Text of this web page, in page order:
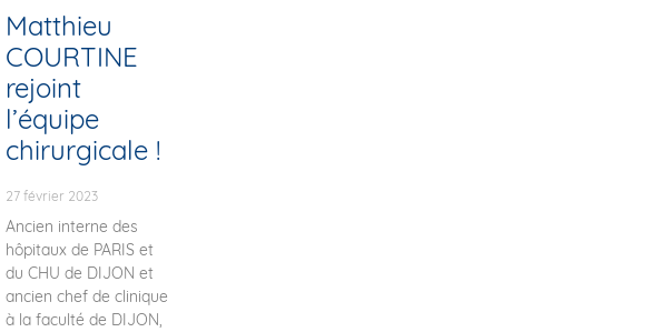
Matthieu
COURTINE
rejoint
l’équipe
chirurgicale !
27 février 2023
Ancien interne des
hôpitaux de PARIS et
du CHU de DIJON et
ancien chef de clinique
à la faculté de DIJON,